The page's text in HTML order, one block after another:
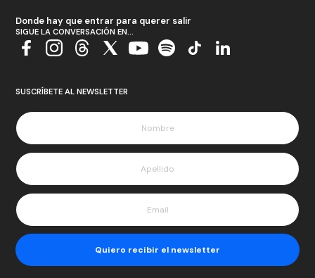
Donde hay que entrar para querer salir
SIGUE LA CONVERSACIÓN EN...
SUSCRÍBETE AL NEWSLETTER